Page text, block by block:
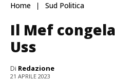
Home Sud Politica
Il Mef
Uss
Di Redazione
21 APRILE 2023